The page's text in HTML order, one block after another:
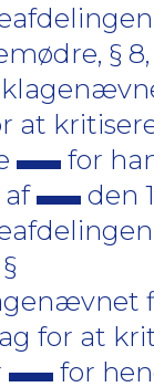
§ 8,
at
for
den
for at
for